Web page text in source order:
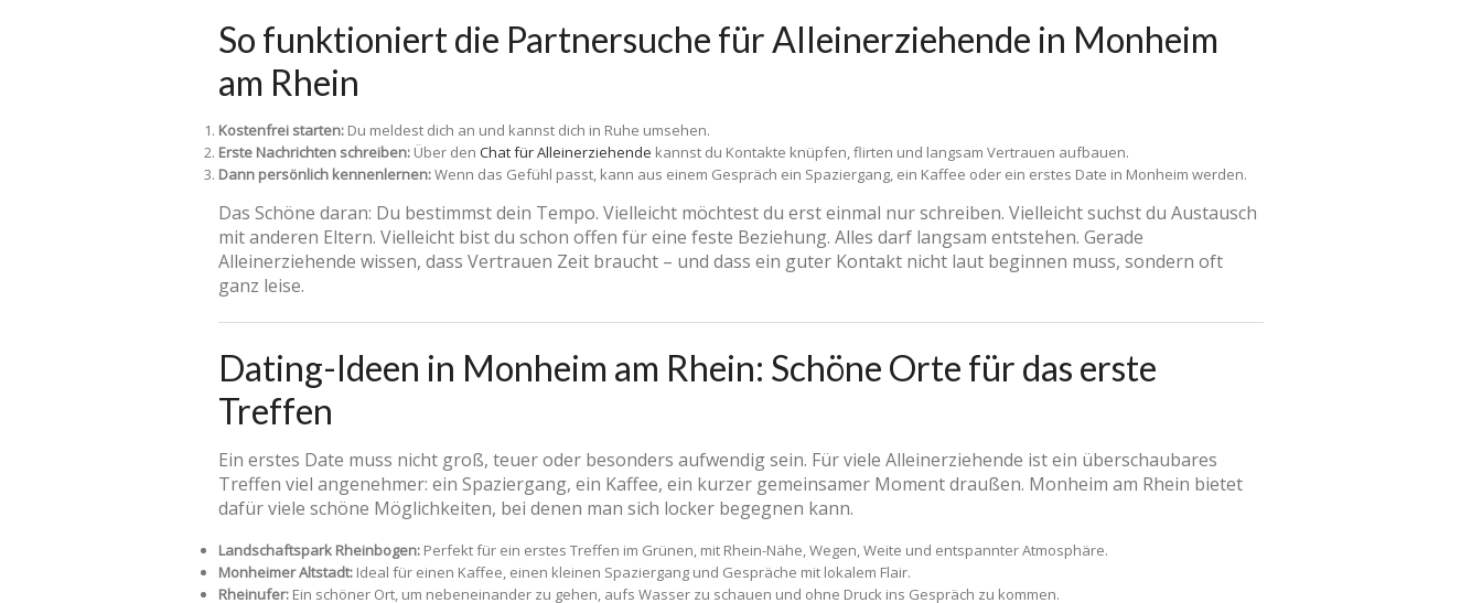
So funktioniert die Partnersuche für Alleinerziehende in Monheim
am Rhein
Kostenfrei starten: Du meldest dich an und kannst dich in Ruhe umsehen.
Erste Nachrichten schreiben: Über den Chat für Alleinerziehende kannst du Kontakte knüpfen, flirten und langsam Vertrauen aufbauen.
Dann persönlich kennenlernen:Wenn das Gefühl passt, kann aus einem Gespräch ein Spaziergang, ein Kaffee oder ein erstes Date in Monheim werden.
Das Schöne daran: Du bestimmst dein Tempo. Vielleicht möchtest du erst einmal nur schreiben. Vielleicht suchst du Austausch
mit anderen Eltern. Vielleicht bist du schon offen für eine feste Beziehung. Alles darf langsam entstehen. Gerade
Alleinerziehende wissen, dass Vertrauen Zeit braucht – und dass ein guter Kontakt nicht laut beginnen muss, sondern oft
ganz leise.
Dating-Ideen in Monheim am Rhein: Schöne Orte für das erste
Treffen
Ein erstes Date muss nicht groß, teuer oder besonders aufwendig sein. Für viele Alleinerziehende ist ein überschaubares
Treffen viel angenehmer: ein Spaziergang, ein Kaffee, ein kurzer gemeinsamer Moment draußen. Monheim am Rhein bietet
dafür viele schöne Möglichkeiten, bei denen man sich locker begegnen kann.
Landschaftspark Rheinbogen: Perfekt für ein erstes Treffen im Grünen, mit Rhein-Nähe, Wegen, Weite und entspannter Atmosphäre.
Monheimer Altstadt: Ideal für einen Kaffee, einen kleinen Spaziergang und Gespräche mit lokalem Flair.
Rheinufer: Ein schöner Ort, um nebeneinander zu gehen, aufs Wasser zu schauen und ohne Druck ins Gespräch zu kommen.